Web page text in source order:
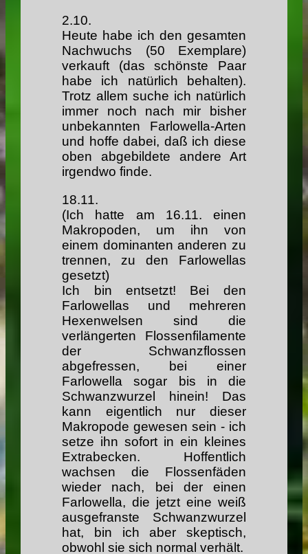
2.10.
Heute habe ich den gesamten
Nachwuchs (50 Exemplare)
verkauft (das schönste Paar
habe ich natürlich behalten).
Trotz allem suche ich natürlich
immer noch nach mir bisher
unbekannten Farlowella-Arten
und hoffe dabei, daß ich diese
oben abgebildete andere Art
irgendwo finde.
18.11.
(Ich hatte am 16.11. einen
Makropoden, um ihn von
einem dominanten anderen zu
trennen, zu den Farlowellas
gesetzt)
Ich bin entsetzt! Bei den
Farlowellas und mehreren
Hexenwelsen sind die
verlängerten Flossenfilamente
der Schwanzflossen
abgefressen, bei einer
Farlowella sogar bis in die
Schwanzwurzel hinein! Das
kann eigentlich nur dieser
Makropode gewesen sein - ich
setze ihn sofort in ein kleines
Extrabecken. Hoffentlich
wachsen die Flossenfäden
wieder nach, bei der einen
Farlowella, die jetzt eine weiß
ausgefranste Schwanzwurzel
hat, bin ich aber skeptisch,
obwohl sie sich normal verhält.